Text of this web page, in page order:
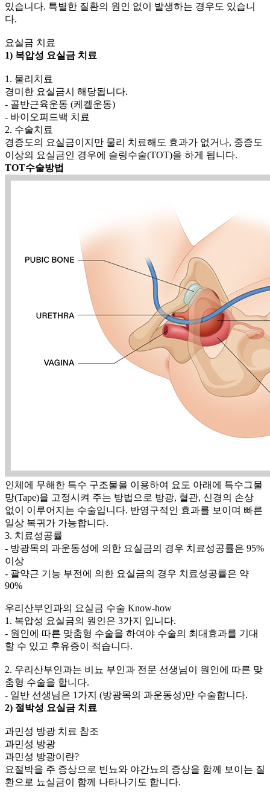
있습니다. 특별한 질환의 원인 없이 발생하는 경우도 있습니
다.
요실금 치료
1) 복압성 요실금 치료
1. 물리치료
경미한 요실금시 해당됩니다.
- 골반근육운동 (케켈운동)
- 바이오피드백 치료
2. 수술치료
경증도의 요실금이지만 물리 치료해도 효과가 없거나, 중증도
이상의 요실금인 경우에 슬링수술(TOT)을 하게 됩니다.
TOT수술방법
인체에 무해한 특수 구조물을 이용하여 요도 아래에 특수그물
망(Tape)을 고정시켜 주는 방법으로 방광, 혈관, 신경의 손상
없이 이루어지는 수술입니다. 반영구적인 효과를 보이며 빠른
일상 복귀가 가능합니다.
3. 치료성공률
- 방광목의 과운동성에 의한 요실금의 경우 치료성공률은 95%
이상
- 괄약근 기능 부전에 의한 요실금의 경우 치료성공률은 약
90%
우리산부인과의 요실금 수술 Know-how
1. 복압성 요실금의 원인은 3가지 입니다.
- 원인에 따른 맞춤형 수술을 하여야 수술의 최대효과를 기대
할 수 있고 후유증이 적습니다.
2. 우리산부인과는 비뇨 부인과 전문 선생님이 원인에 따른 맞
춤형 수술을 합니다.
- 일반 선생님은 1가지 (방광목의 과운동성)만 수술합니다.
2) 절박성 요실금 치료
과민성 방광 치료 참조
과민성 방광
과민성 방광이란?
요절박을 주 증상으로 빈뇨와 야간뇨의 증상을 함께 보이는 질
환으로 뇨실금이 함께 나타나기도 합니다.